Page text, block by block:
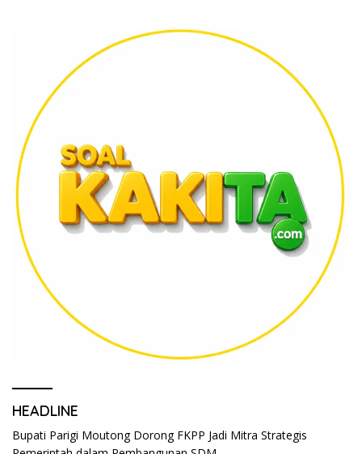
HEADLINE
Bupati Parigi Moutong Dorong FKPP Jadi Mitra Strategis